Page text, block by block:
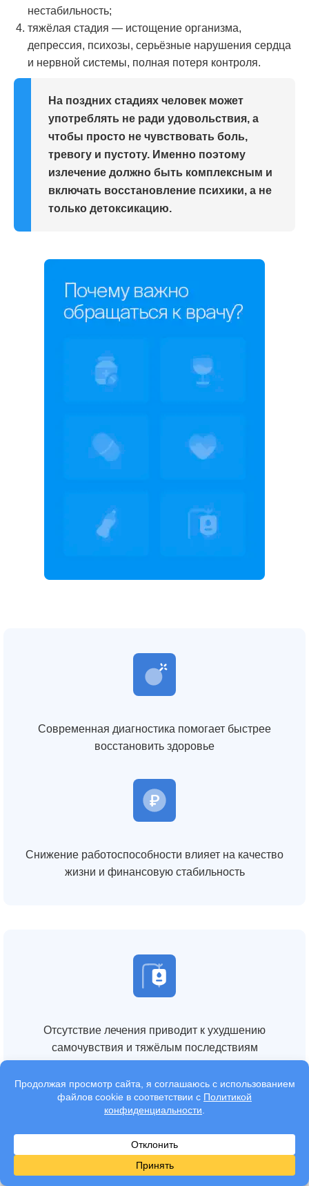
нестабильность;
тяжёлая стадия — истощение организма,
депрессия, психозы, серьёзные нарушения сердца
и нервной системы, полная потеря контроля.
На поздних стадиях человек может
употреблять не ради удовольствия, а
чтобы просто не чувствовать боль,
тревогу и пустоту. Именно поэтому
излечение должно быть комплексным и
включать восстановление психики, а не
только детоксикацию.
Современная диагностика помогает быстрее
восстановить здоровье
Снижение работоспособности влияет на качество
жизни и финансовую стабильность
Отсутствие лечения приводит к ухудшению
самочувствия и тяжёлым последствиям
Нарушения сна и тревожность усиливаются без
помощи специалиста